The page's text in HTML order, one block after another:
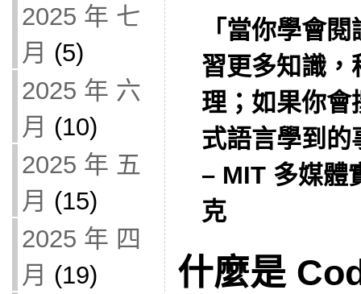
2025 年 七
月 (5)
2025 年 六
月 (10)
2025 年 五
月 (15)
2025 年 四
月 (19)
「當你學會
習更多知識，
理；如果你會
式語言學到的
– MIT 多媒體
克
什麼是